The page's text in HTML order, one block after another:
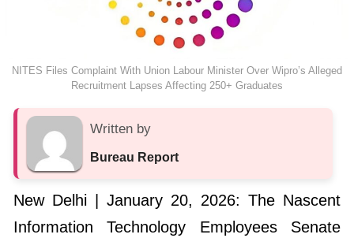
NITES Files Complaint With Union Labour Minister Over Wipro’s Alleged
Recruitment Lapses Affecting 250+ Graduates
Written by
Bureau Report
New Delhi | January 20, 2026: The Nascent
Information Technology Employees Senate